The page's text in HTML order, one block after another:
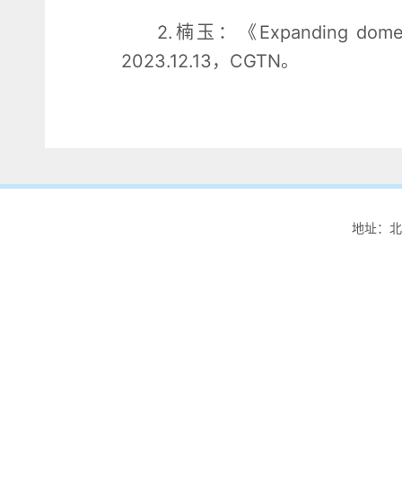
2.楠玉：《Expanding
2023.12.13，CGTN。
地址：